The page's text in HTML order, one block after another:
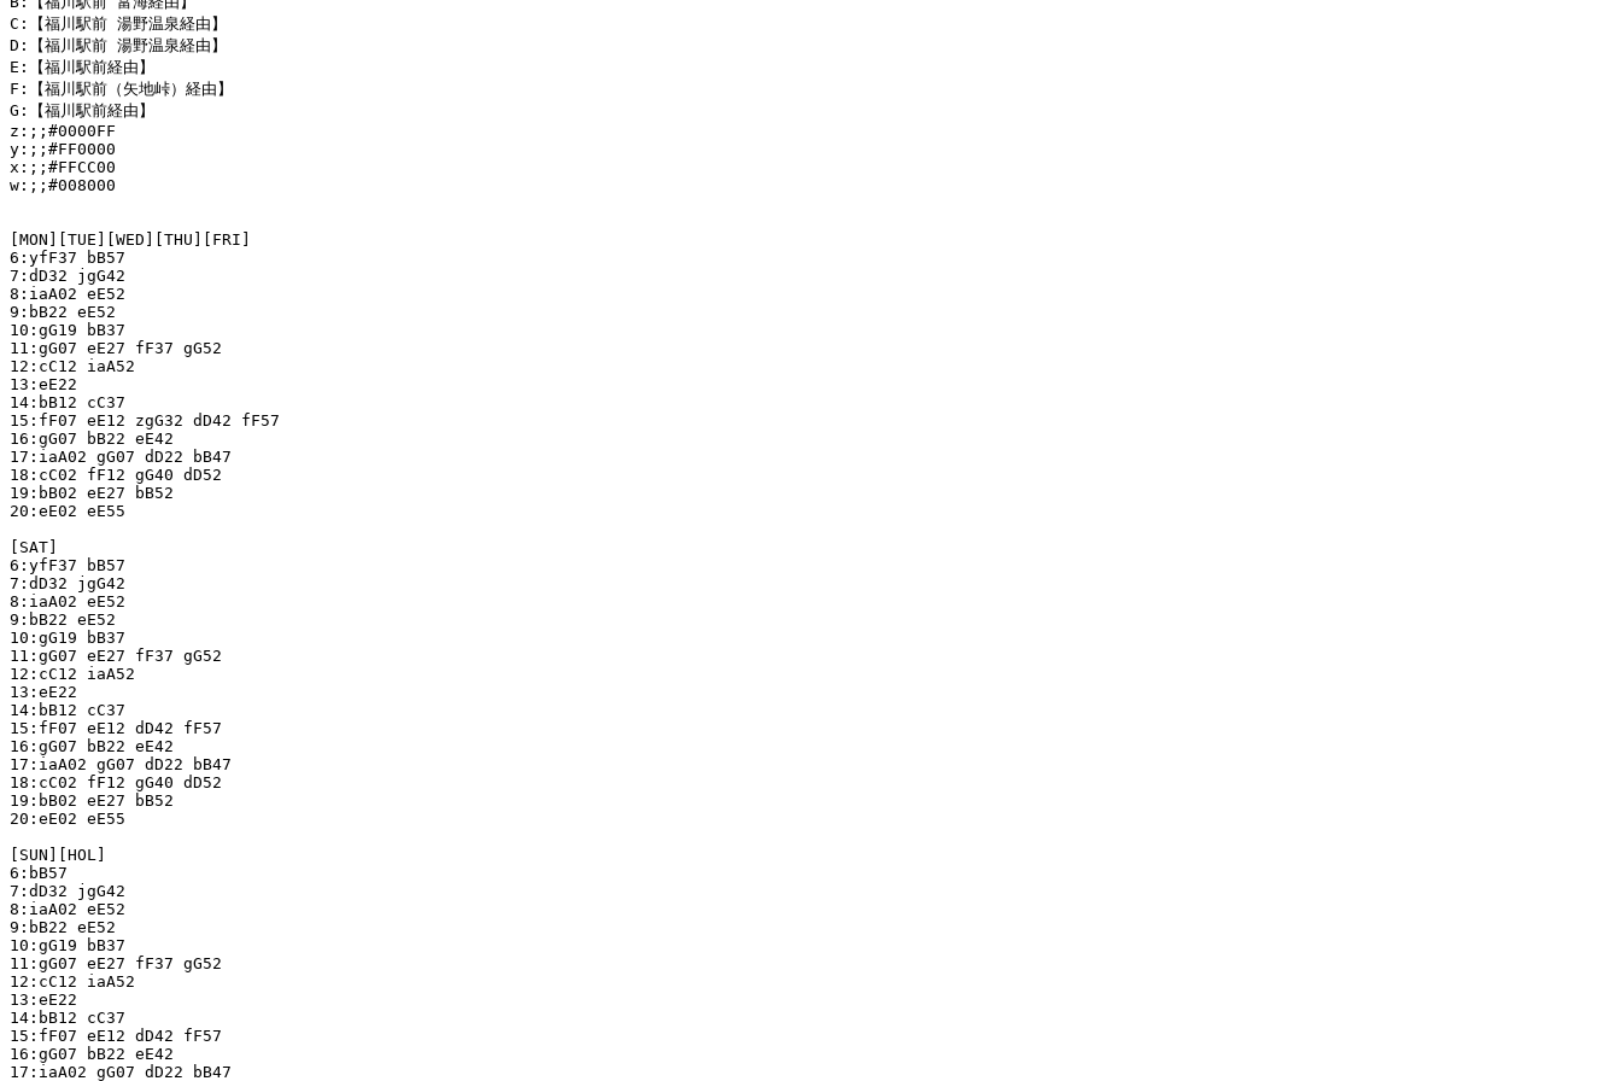
C:【福川駅前 湯野温泉経由】
D:【福川駅前 湯野温泉経由】
E:【福川駅前経由】
F:【福川駅前（矢地峠）経由】
G:【福川駅前経由】
z:;;#0000FF
y:;;#FF0000
x:;;#FFCC00
w:;;#008000
[MON][TUE][WED][THU][FRI]
6:yfF37 bB57
7:dD32 jgG42
8:iaA02 eE52
9:bB22 eE52
10:gG19 bB37
11:gG07 eE27 fF37 gG52
12:cC12 iaA52
13:eE22
14:bB12 cC37
15:fF07 eE12 zgG32 dD42 fF57
16:gG07 bB22 eE42
17:iaA02 gG07 dD22 bB47
18:cC02 fF12 gG40 dD52
19:bB02 eE27 bB52
20:eE02 eE55
[SAT]
6:yfF37 bB57
7:dD32 jgG42
8:iaA02 eE52
9:bB22 eE52
10:gG19 bB37
11:gG07 eE27 fF37 gG52
12:cC12 iaA52
13:eE22
14:bB12 cC37
15:fF07 eE12 dD42 fF57
16:gG07 bB22 eE42
17:iaA02 gG07 dD22 bB47
18:cC02 fF12 gG40 dD52
19:bB02 eE27 bB52
20:eE02 eE55
[SUN][HOL]
6:bB57
7:dD32 jgG42
8:iaA02 eE52
9:bB22 eE52
10:gG19 bB37
11:gG07 eE27 fF37 gG52
12:cC12 iaA52
13:eE22
14:bB12 cC37
15:fF07 eE12 dD42 fF57
16:gG07 bB22 eE42
17:iaA02 gG07 dD22 bB47